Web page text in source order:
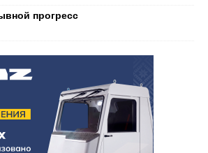
прогресс